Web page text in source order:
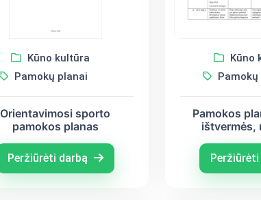
Kūno kultūra
Pamokų planai
Orientavimosi sporto
pamokos planas
Peržiūrėti darbą
Kūno
Pamokos
ištvermės,
Peržiūrėti